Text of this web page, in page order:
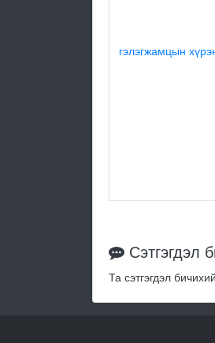
гэлэгжамцын
Сэтгэгдэл
Та сэтгэгдэл